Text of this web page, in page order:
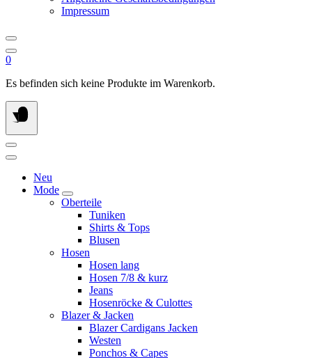
Impressum
0
Es befinden sich keine Produkte im Warenkorb.
Neu
Mode
Oberteile
Tuniken
Shirts & Tops
Blusen
Hosen
Hosen lang
Hosen 7/8 & kurz
Jeans
Hosenröcke & Culottes
Blazer & Jacken
Blazer Cardigans Jacken
Westen
Ponchos & Capes